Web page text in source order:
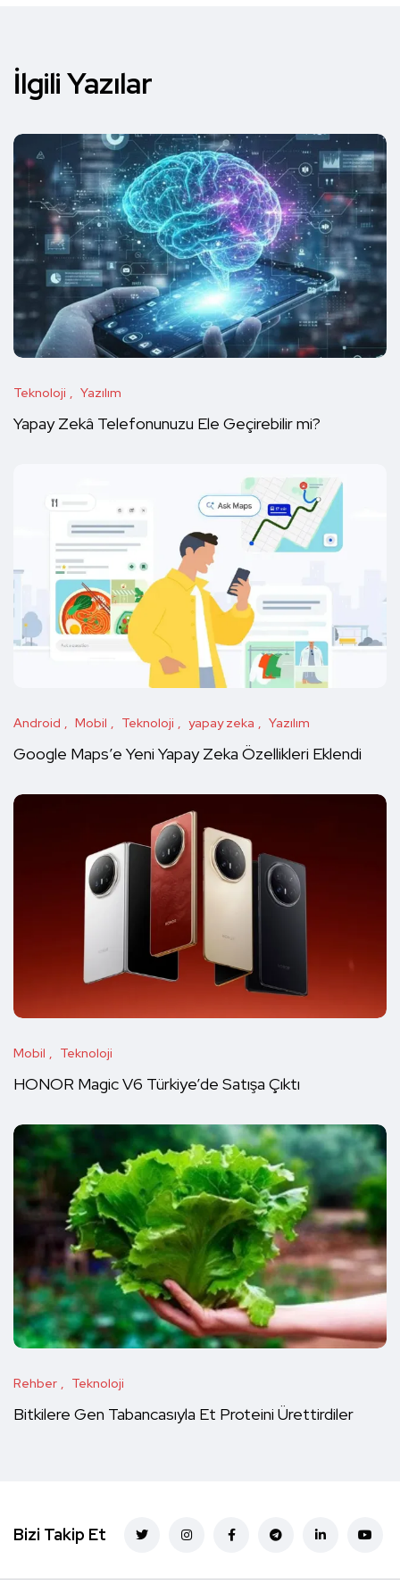
İlgili Yazılar
Teknoloji Yazılım
Yapay Zekâ Telefonunuzu Ele Geçirebilir mi?
Android Mobil Teknoloji yapay zeka Yazılım
Google Maps’e Yeni Yapay Zeka Özellikleri Eklendi
Mobil Teknoloji
HONOR Magic V6 Türkiye’de Satışa Çıktı
Rehber Teknoloji
Bitkilere Gen Tabancasıyla Et Proteini Ürettirdiler
Bizi Takip Et